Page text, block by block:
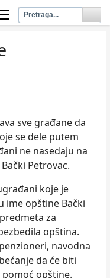
sve građane da
se dele putem
ne nasedaju na
Petrovac.
koje je
ime opštine Bački
za
opština.
navodna
da će biti
opštine.